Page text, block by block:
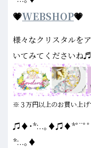
💗WEBSHOP💗
様々なクリスタルを
いてみてくださいね♬
※３万円以上のお買い上
♫♦･*:..｡♦♫♦*ﾟ¨ﾟ
*:..｡♦